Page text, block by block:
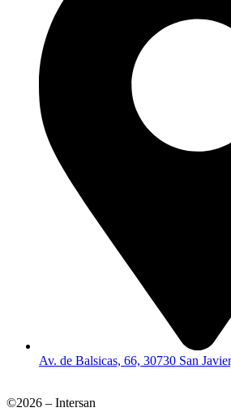
Av. de Balsicas, 66, 30730 San
©2026 – Intersan